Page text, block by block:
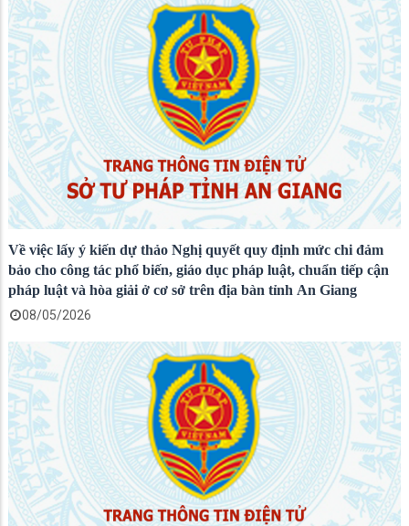
Về việc lấy ý kiến dự thảo Nghị quyết quy định mức chi đảm
bảo cho công tác phổ biến, giáo dục pháp luật, chuẩn tiếp cận
pháp luật và hòa giải ở cơ sở trên địa bàn tỉnh An Giang
08/05/2026